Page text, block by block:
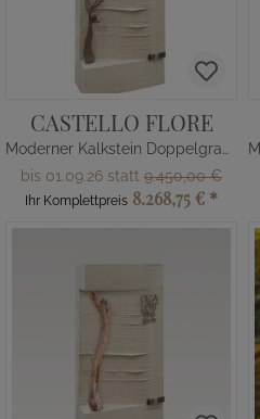
CASTELLO FLORE
Moderner Kalkstein Doppelgrabstein
bis 01.09.26 statt 9.450,00 €
Ihr Komplettpreis 8.268,75 € *